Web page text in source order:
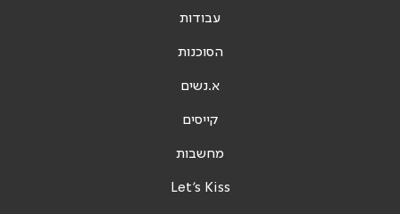
עבודות
הסוכנות
א.נשים
קייסים
מחשבות
Let's Kiss